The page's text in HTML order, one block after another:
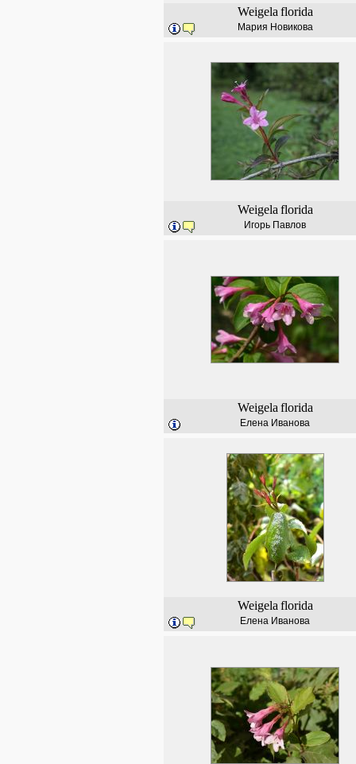
Weigela florida
Мария Новикова
Weigela florida
Игорь Павлов
Weigela florida
Елена Иванова
Weigela florida
Елена Иванова